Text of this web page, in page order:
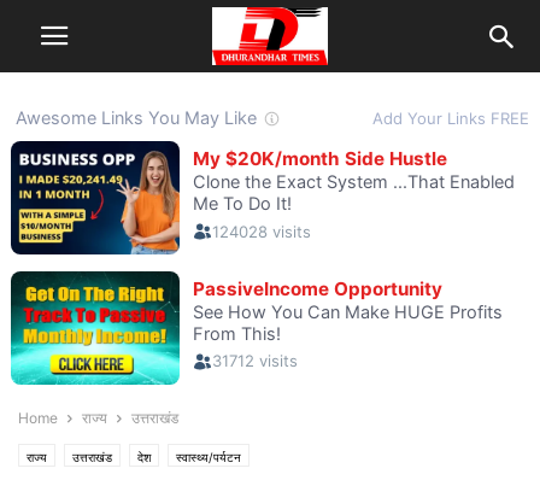
Home राज्य उत्तराखंड
राज्य उत्तराखंड देश स्वास्थ्य/पर्यटन